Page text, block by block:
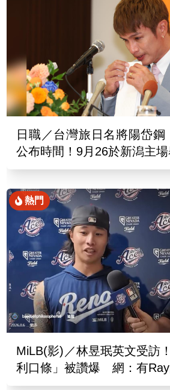
日職／台灣旅日名將陽岱鋼
公布時間！9月26於新潟主
熱門
MiLB(影)／林昱珉英文受訪
利口條」被讚爆 網：有